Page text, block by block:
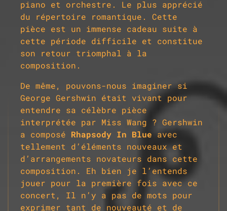
piano et orchestre. Le plus apprécié
du répertoire romantique. Cette
pièce est un immense cadeau suite à
cette période difficile et constitue
son retour triomphal à la
composition.
De même, pouvons-nous imaginer si
George Gershwin était vivant pour
entendre sa célèbre pièce
interprétée par Miss Wang ? Gershwin
a composé Rhapsody In Blue avec
tellement d’éléments nouveaux et
d’arrangements novateurs dans cette
composition.
Eh bien je l’entends
jouer pour la première fois avec ce
concert,
Il n’y a pas de mots pour
exprimer tant de nouveauté et de